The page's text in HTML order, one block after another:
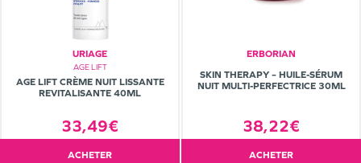
URIAGE
AGE LIFT
AGE LIFT CRÈME NUIT LISSANTE
REVITALISANTE 40ML
33,49€
ACHETER
ERBORIAN
SKIN THERAPY – HUILE-SÉRUM
NUIT MULTI-PERFECTRICE 30ML
38,22€
ACHETER